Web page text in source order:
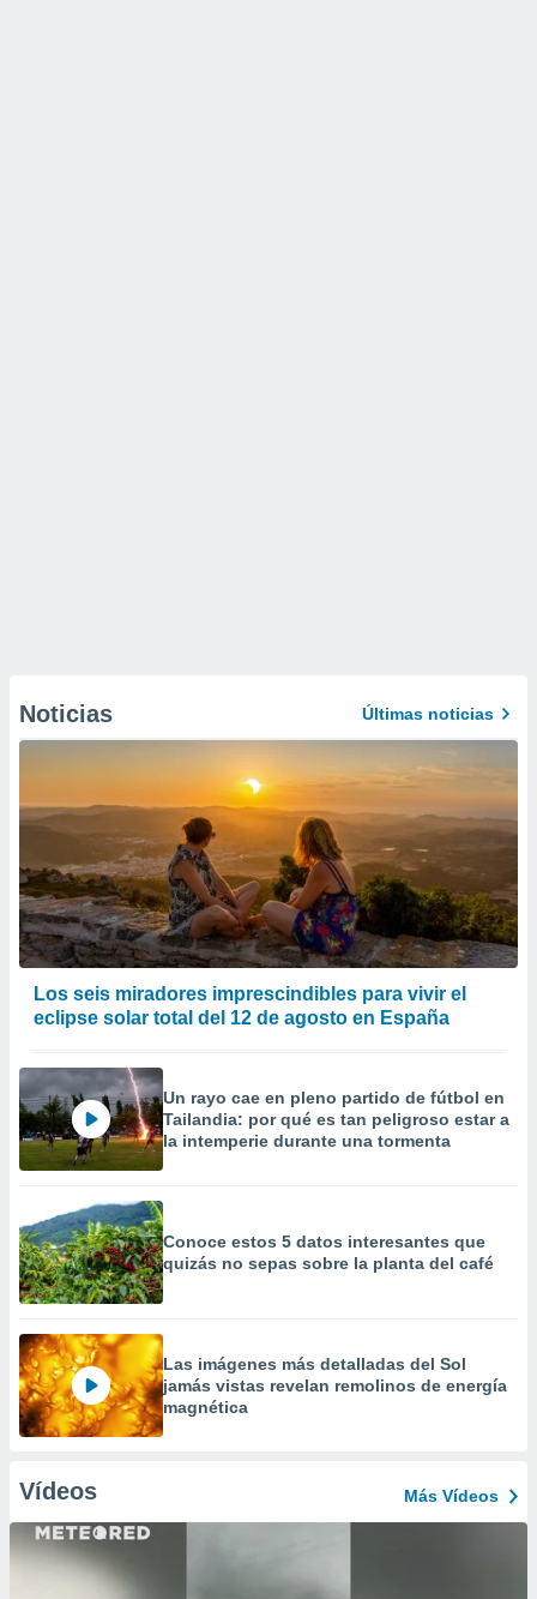
Noticias Últimas noticias
Los seis miradores imprescindibles para vivir el
eclipse solar total del 12 de agosto en España
Un rayo cae en pleno partido de fútbol en
Tailandia: por qué es tan peligroso estar a
la intemperie durante una tormenta
Conoce estos 5 datos interesantes que
quizás no sepas sobre la planta del café
Las imágenes más detalladas del Sol
jamás vistas revelan remolinos de energía
magnética
Vídeos Más Vídeos